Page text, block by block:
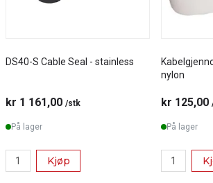
DS40-S Cable Seal - stainless
kr 1 161,00 /stk
På lager
Kjøp
nylon
kr 125,00
På lager